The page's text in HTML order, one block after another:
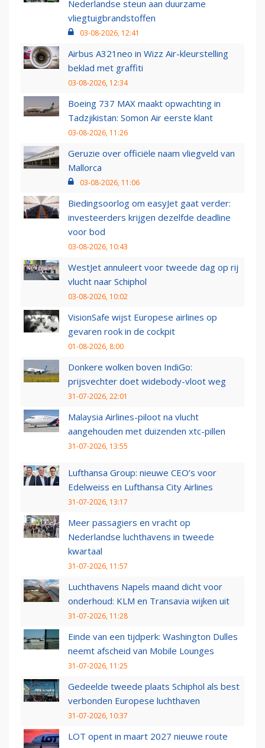
Nederlandse steun aan duurzame
vliegtuigbrandstoffen
03-08-2026, 12:41
Airbus A321neo in Wizz Air-kleurstelling
beklad met graffiti
03-08-2026, 12:34
Boeing 737 MAX maakt opwachting in
Tadzjikistan: Somon Air eerste klant
03-08-2026, 11:26
Geruzie over officiële naam vliegveld van
Mallorca
03-08-2026, 11:06
Biedingsoorlog om easyJet gaat verder:
investeerders krijgen dezelfde deadline
voor bod
03-08-2026, 10:43
WestJet annuleert voor tweede dag op rij
vlucht naar Schiphol
03-08-2026, 10:02
VisionSafe wijst Europese airlines op
gevaren rook in de cockpit
01-08-2026, 8:00
Donkere wolken boven IndiGo:
prijsvechter doet widebody-vloot weg
31-07-2026, 22:01
Malaysia Airlines-piloot na vlucht
aangehouden met duizenden xtc-pillen
31-07-2026, 13:55
Lufthansa Group: nieuwe CEO’s voor
Edelweiss en Lufthansa City Airlines
31-07-2026, 13:17
Meer passagiers en vracht op
Nederlandse luchthavens in tweede
kwartaal
31-07-2026, 11:57
Luchthavens Napels maand dicht voor
onderhoud: KLM en Transavia wijken uit
31-07-2026, 11:28
Einde van een tijdperk: Washington Dulles
neemt afscheid van Mobile Lounges
31-07-2026, 11:25
Gedeelde tweede plaats Schiphol als best
verbonden Europese luchthaven
31-07-2026, 10:37
LOT opent in maart 2027 nieuwe route